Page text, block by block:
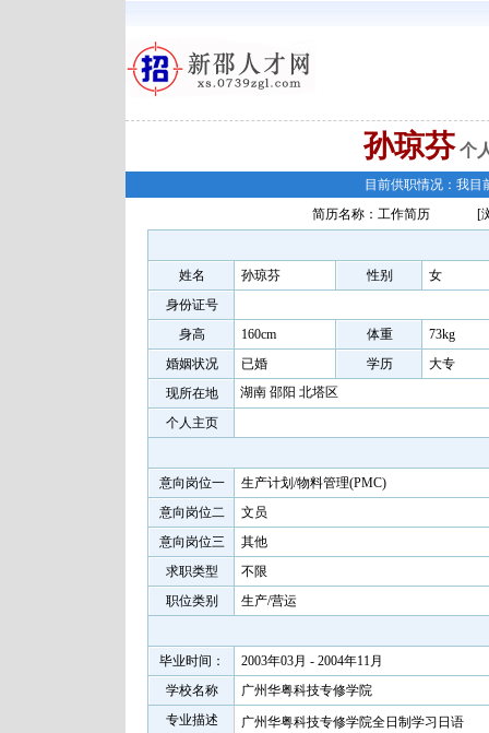
孙琼芬个
目前供职情况：我目
简历名称：工作简历
[
姓名 孙琼芬 性别
女
身份证号
身高
160cm 体重
73kg
婚姻状况
已婚 学历
大专
现所在地
湖南 邵阳 北塔区
个人主页
意向岗位一
生产计划/物料管理(PMC)
意向岗位二
文员
意向岗位三
其他
求职类型
不限
职位类别
生产/营运
毕业时间：
2003年03月 - 2004年11月
学校名称
广州华粤科技专修学院
专业描述
广州华粤科技专修学院全日制学习日语